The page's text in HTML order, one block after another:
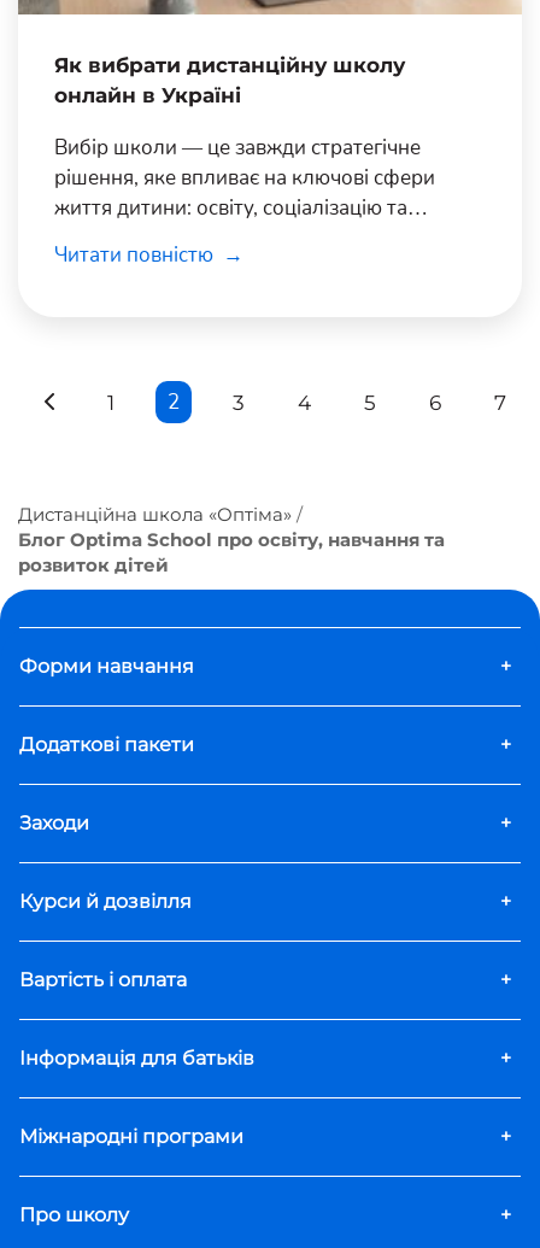
Як вибрати дистанційну школу
онлайн в Україні
Вибір школи — це завжди стратегічне
рішення, яке впливає на ключові сфери
життя дитини: освіту, соціалізацію та
Читати повністю
1 2 3 4 5 6 7
Дистанційна школа «Оптіма»
Блог Optima School про освіту, навчання та
розвиток дітей
Форми навчання +
Додаткові пакети +
Заходи +
Курси й дозвілля +
Вартість і оплата +
Інформація для батьків +
Міжнародні програми +
Про школу +